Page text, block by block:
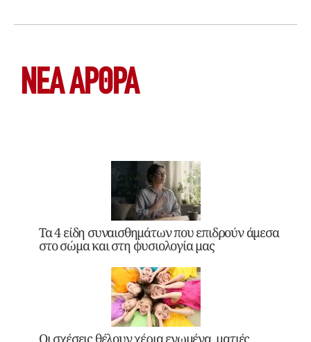
ΝΕΑ ΆΡΘΡΑ
Τα 4 είδη συναισθημάτων που επιδρούν άμεσα
στο σώμα και στη φυσιολογία μας
Οι σχέσεις θέλουν χέρια ενωμένα, ματιές